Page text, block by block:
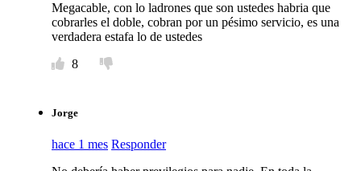
Megacable, con lo ladrones que son ustedes habria que
cobrarles el doble, cobran por un pésimo servicio, es una
verdadera estafa lo de ustedes
8
Jorge
hace 1 mes Responder